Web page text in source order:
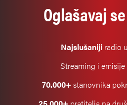
Oglašavaj
Najslušanijiradio
Streaming i
70.000+stanovnika